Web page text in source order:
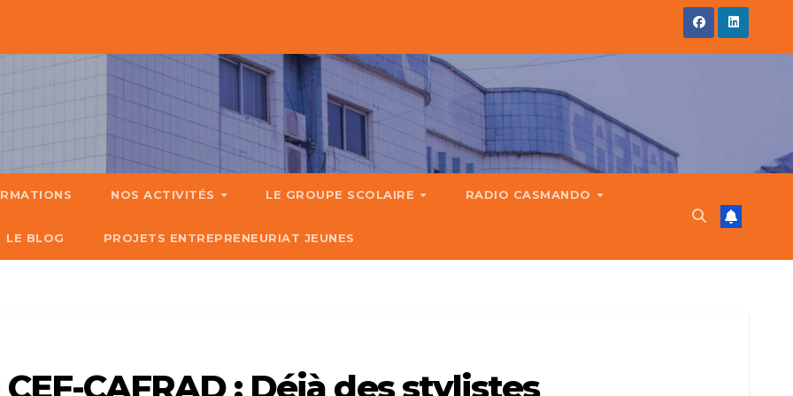
NOS ACTIVITÉS LE GROUPE SCOLAIRE RADIO CASMANDO
LE BLOG PROJETS ENTREPRENEURIAT JEUNES
CAFRAD : Déjà des stylistes